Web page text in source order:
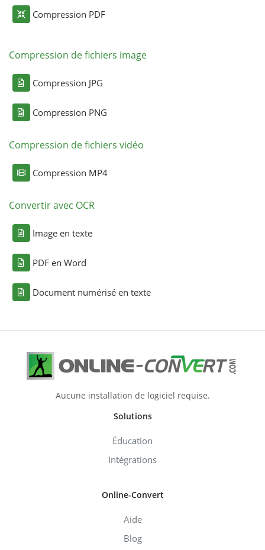
Compression PDF
Compression de fichiers image
Compression JPG
Compression PNG
Compression de fichiers vidéo
Compression MP4
Convertir avec OCR
Image en texte
PDF en Word
Document numérisé en texte
Aucune installation de logiciel requise.
Solutions
Éducation
Intégrations
Online-Convert
Aide
Blog